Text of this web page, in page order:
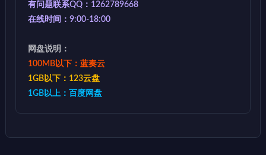
有问题联系QQ：1262789668
在线时间：9:00-18:00
网盘说明：
100MB以下：蓝奏云
1GB以下：123云盘
1GB以上：百度网盘